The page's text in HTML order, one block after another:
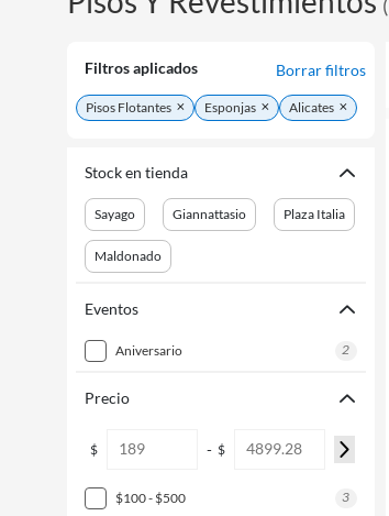
(
Filtros aplicados Borrar filtros
Pisos Flotantes Esponjas Alicates
Stock en tienda
Sayago Giannattasio Plaza Italia
Maldonado
Eventos
aniversario 2
Precio
$ - $
$100 - $500
3